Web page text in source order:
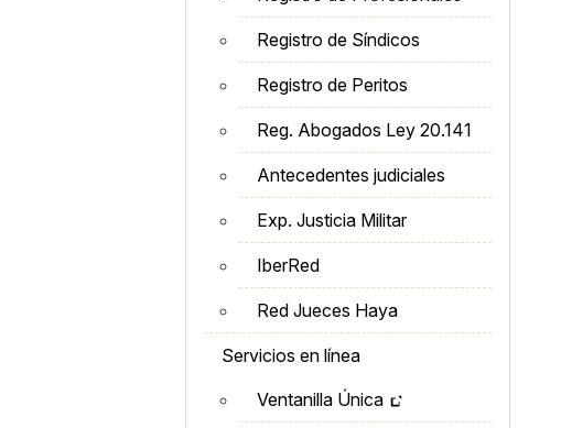
Registro de Síndicos
Registro de Peritos
Reg. Abogados Ley 20.141
Antecedentes judiciales
Exp. Justicia Militar
IberRed
Red Jueces Haya
Servicios en línea
Ventanilla Única